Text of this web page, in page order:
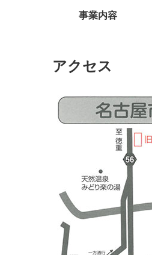
事業内容
アクセス